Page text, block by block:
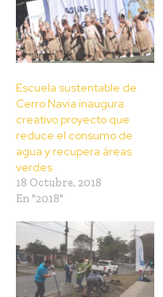
Escuela sustentable de
Cerro Navia inaugura
creativo proyecto que
reduce el consumo de
agua y recupera áreas
verdes
18 Octubre, 2018
En "2018"